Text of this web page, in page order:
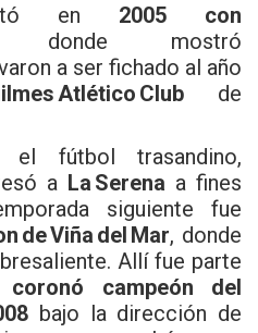
en 2005 con
mostró
a ser fichado al año
Atlético Club de
fútbol trasandino,
a La Serena a fines
siguiente fue
de Viña del Mar, donde
Allí fue parte
coronó campeón del
bajo la dirección de